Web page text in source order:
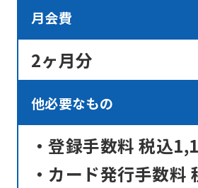
月会費
2ヶ月分
他必要なもの
・登録手数料 税込
・カード発行手数料
We
that
you
fully